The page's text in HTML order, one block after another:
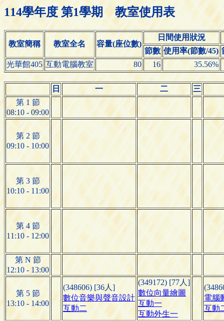
114學年度 第1學期 教室使用表
教室簡稱 教室全名 容量(座位數)
日間使用狀況
節數 使用率(節數/45)
光華館405 互動電腦教室 80 16 35.56%
日 一 二
三
第 1 節
08:10 - 09:00
第 2 節
09:10 - 10:00
第 3 節
10:10 - 11:00
第 4 節
11:10 - 12:00
第 N 節
12:10 - 13:00
第 5 節
13:10 - 14:00
(348606) [36人]
數位音樂與聲音設計
互動二
(349172) [77人]
數位向量繪圖
互動一
互動外生一
電腦
互動